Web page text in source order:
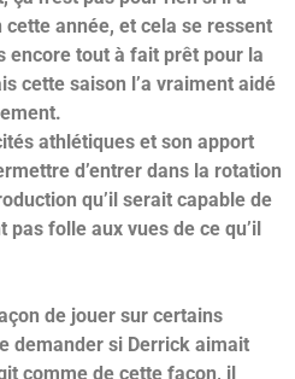
année, et cela se ressent
encore tout à fait prêt pour la
cette saison l’a vraiment aidé
athlétiques et son apport
d’entrer dans la rotation
qu’il serait capable de
folle aux vues de ce qu’il
de jouer sur certains
demander si Derrick aimait
comme de cette façon, il